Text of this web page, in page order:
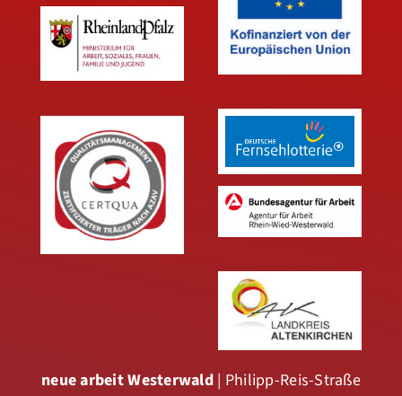
neue arbeit Westerwald | Philipp-Reis-Straße